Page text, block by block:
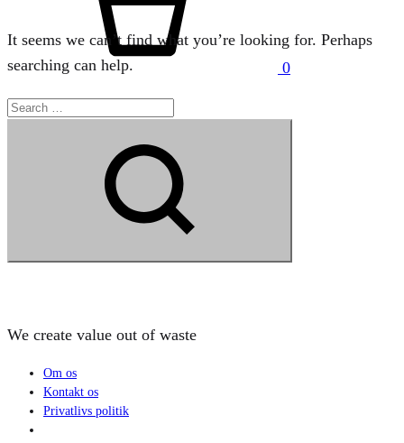
0
It seems we can’t find what you’re looking for. Perhaps
searching can help.
Search
We create value out of waste
Om os
Kontakt os
Privatlivs politik